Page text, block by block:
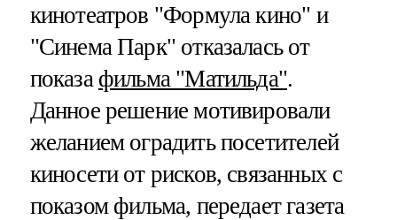
кинотеатров "Формула кино" и
"Синема Парк" отказалась от
показа фильма "Матильда".
Данное решение мотивировали
желанием оградить посетителей
киносети от рисков, связанных с
показом фильма, передает газета